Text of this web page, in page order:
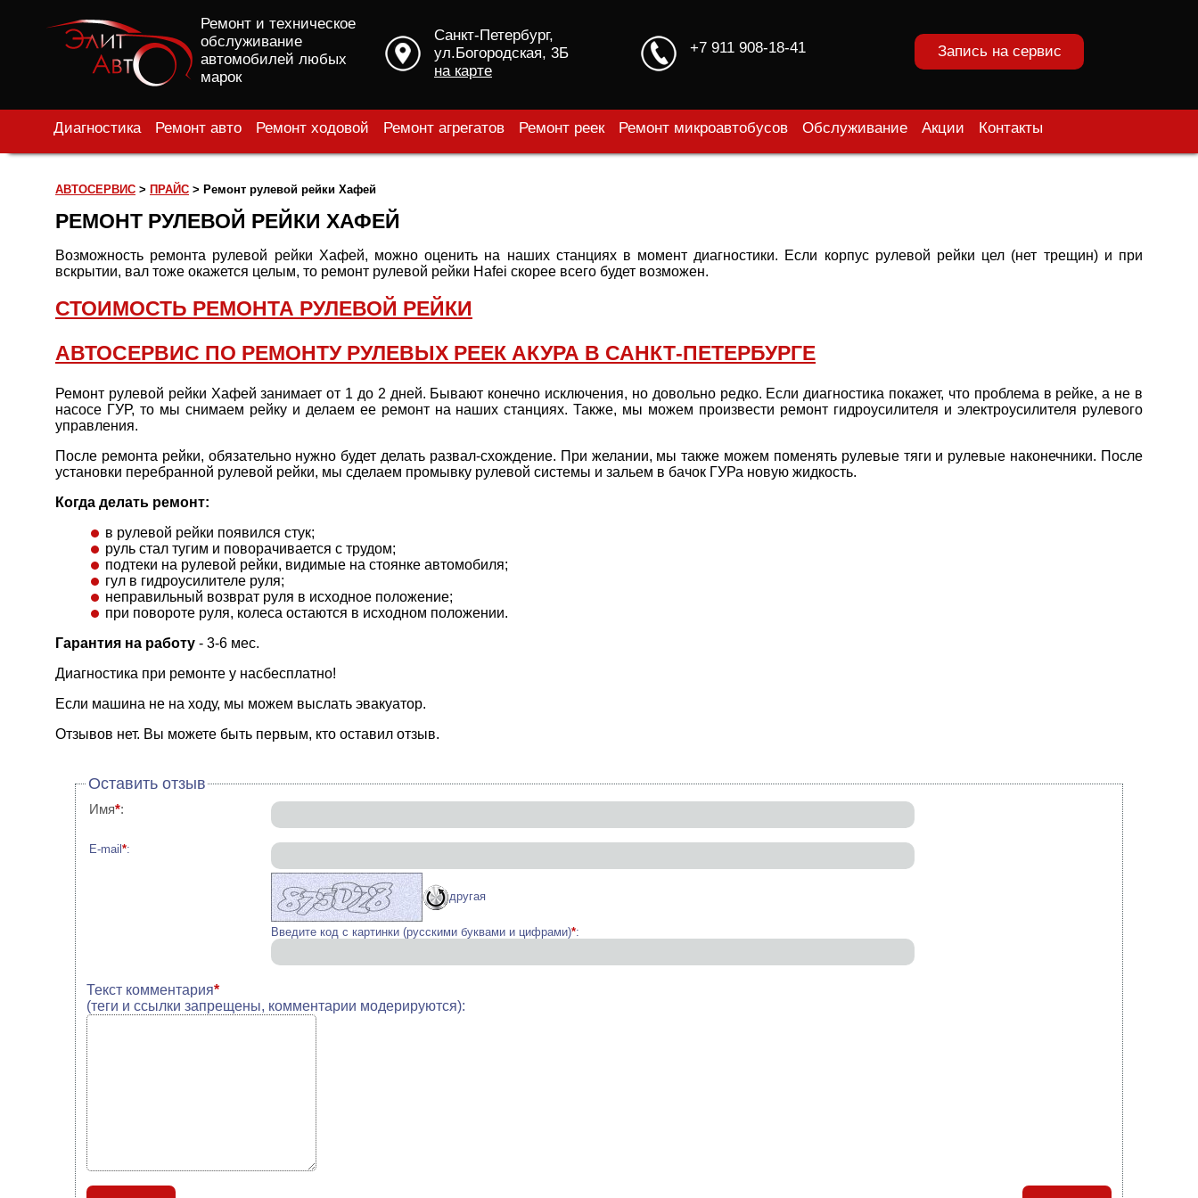
Ремонт и техническое
обслуживание
автомобилей любых
марок
Санкт-Петербург,
ул.Богородская, 3Б
на карте
+7 911 908-18-41 Запись на сервис
Диагностика Ремонт авто Ремонт ходовой Ремонт агрегатов Ремонт реек Ремонт микроавтобусов Обслуживание Акции Контакты
АВТОСЕРВИС > ПРАЙС > Ремонт рулевой рейки Хафей
РЕМОНТ РУЛЕВОЙ РЕЙКИ ХАФЕЙ
Возможность ремонта рулевой рейки Хафей, можно оценить на наших станциях в момент диагностики. Если корпус рулевой рейки цел (нет трещин) и при
вскрытии, вал тоже окажется целым, то ремонт рулевой рейки Hafei скорее всего будет возможен.
СТОИМОСТЬ РЕМОНТА РУЛЕВОЙ РЕЙКИ
АВТОСЕРВИС ПО РЕМОНТУ РУЛЕВЫХ РЕЕК АКУРА В САНКТ-ПЕТЕРБУРГЕ
Ремонт рулевой рейки Хафей занимает от 1 до 2 дней. Бывают конечно исключения, но довольно редко. Если диагностика покажет, что проблема в рейке, а не в
насосе ГУР, то мы снимаем рейку и делаем ее ремонт на наших станциях. Также, мы можем произвести ремонт гидроусилителя и электроусилителя рулевого
управления.
После ремонта рейки, обязательно нужно будет делать развал-схождение. При желании, мы также можем поменять рулевые тяги и рулевые наконечники. После
установки перебранной рулевой рейки, мы сделаем промывку рулевой системы и зальем в бачок ГУРа новую жидкость.
Когда делать ремонт:
в рулевой рейки появился стук;
руль стал тугим и поворачивается с трудом;
подтеки на рулевой рейки, видимые на стоянке автомобиля;
гул в гидроусилителе руля;
неправильный возврат руля в исходное положение;
при повороте руля, колеса остаются в исходном положении.
Гарантия на работу - 3-6 мес.
Диагностика при ремонте у насбесплатно!
Если машина не на ходу, мы можем выслать эвакуатор.
Отзывов нет. Вы можете быть первым, кто оставил отзыв.
Оставить отзыв
Имя*:
E-mail *:
другая
Введите код с картинки (русскими буквами и цифрами)*:
Текст комментария*
(теги и ссылки запрещены, комментарии модерируются):